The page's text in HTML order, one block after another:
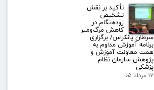
تأکید بر نقش
تشخیص
زودهنگام در
کاهش مرگ‌ومیر
سرطان پانکراس/ برگزاری
برنامه آموزش مداوم به
همت معاونت آموزش و
پژوهش سازمان نظام
پزشکی
۱۷ مرداد ۰۵